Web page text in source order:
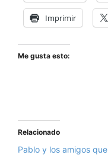
Imprimir
Me gusta esto:
Relacionado
Pablo y los amigos que